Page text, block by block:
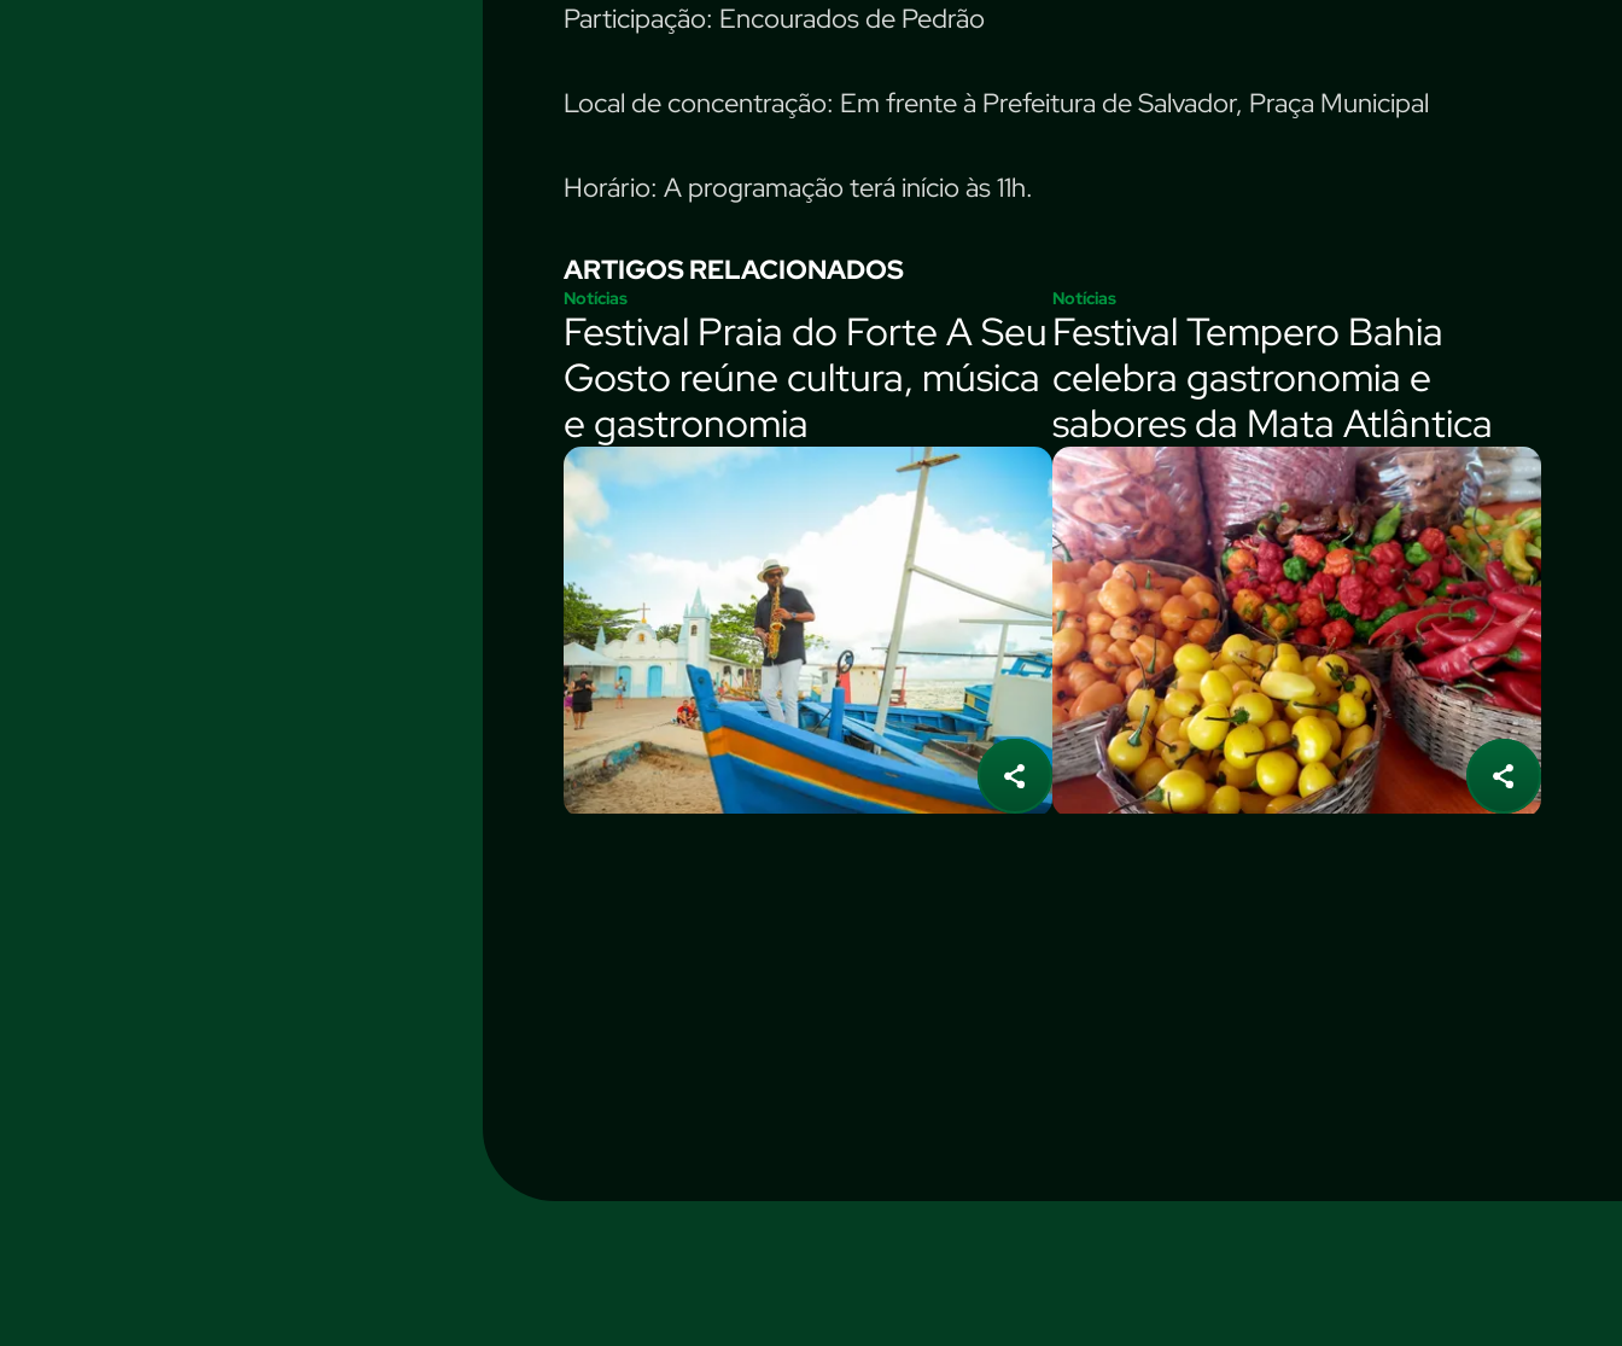
Participação: Encourados de Pedrão
Local de concentração: Em frente à Prefeitura de Salvador, Praça Municipal
Horário: A programação terá início às 11h.
ARTIGOS RELACIONADOS
Notícias
Festival Praia do Forte A Seu
Gosto reúne cultura, música
e gastronomia
Notícias
Festival Tempero Bahia
celebra gastronomia e
sabores da Mata Atlântica